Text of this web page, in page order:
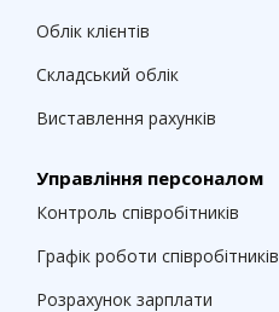
Облік клієнтів
Складський облік
Виставлення рахунків
Управління персоналом
Контроль співробітників
Графік роботи співробітників
Розрахунок зарплати